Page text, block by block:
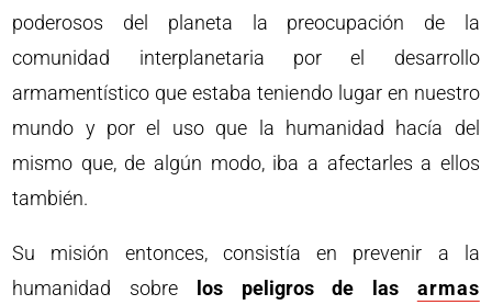
poderosos del planeta la preocupación de la
comunidad interplanetaria por el desarrollo
armamentístico que estaba teniendo lugar en nuestro
mundo y por el uso que la humanidad hacía del
mismo que, de algún modo, iba a afectarles a ellos
también.
Su misión entonces, consistía en prevenir a la
humanidad sobre los peligros de las armas